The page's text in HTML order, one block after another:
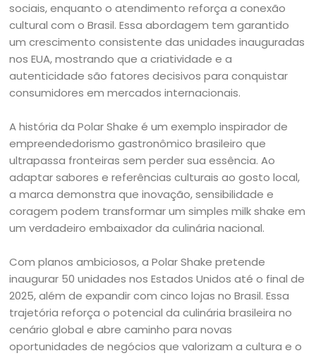
sociais, enquanto o atendimento reforça a conexão
cultural com o Brasil. Essa abordagem tem garantido
um crescimento consistente das unidades inauguradas
nos EUA, mostrando que a criatividade e a
autenticidade são fatores decisivos para conquistar
consumidores em mercados internacionais.
A história da Polar Shake é um exemplo inspirador de
empreendedorismo gastronômico brasileiro que
ultrapassa fronteiras sem perder sua essência. Ao
adaptar sabores e referências culturais ao gosto local,
a marca demonstra que inovação, sensibilidade e
coragem podem transformar um simples milk shake em
um verdadeiro embaixador da culinária nacional.
Com planos ambiciosos, a Polar Shake pretende
inaugurar 50 unidades nos Estados Unidos até o final de
2025, além de expandir com cinco lojas no Brasil. Essa
trajetória reforça o potencial da culinária brasileira no
cenário global e abre caminho para novas
oportunidades de negócios que valorizam a cultura e o